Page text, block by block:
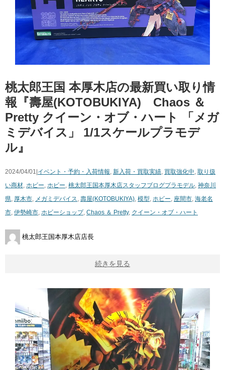
桃太郎王国 本厚木店の最新買い取り情
報『壽屋(KOTOBUKIYA) Chaos ​＆ ​
Pretty ​クイーン・オブ・ハート ​「メガ
ミデバイス」 ​1/1スケールプラモデ
ル』
2024/04/01| イベント・予約・入荷情報, 新入荷・買取実績, 買取強化中, 取り扱
い商材, ホビー, ホビー, 桃太郎王国本厚木店スタッフブログプラモデル, 神奈川
県, 厚木市, メガミデバイス, 壽屋(KOTOBUKIYA), 模型, ホビー, 座間市, 海老名
市, 伊勢崎市, ホビーショップ, Chaos ​＆ ​Pretty, クイーン・オブ・ハート
桃太郎王国本厚木店店長
続きを見る